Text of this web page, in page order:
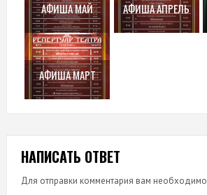
АФИША МАЙ АФИША АПРЕЛЬ
АФИША МАРТ
НАПИСАТЬ ОТВЕТ
Для отправки комментария вам необходимо